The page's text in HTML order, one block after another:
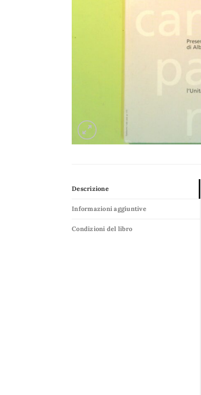
Descrizione
Informazioni aggiuntive
Condizioni del libro